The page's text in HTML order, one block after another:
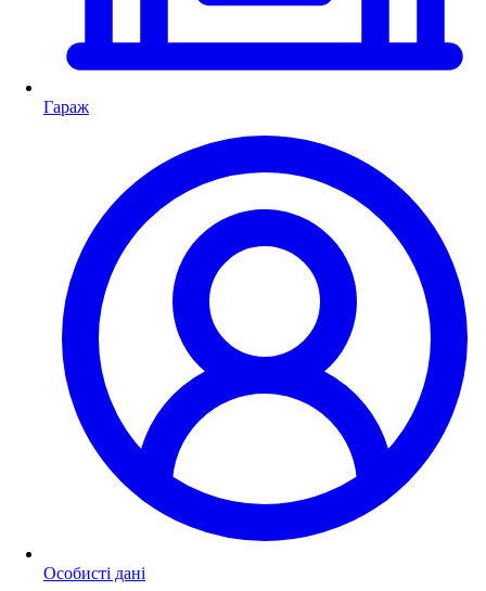
Гараж
Особисті дані